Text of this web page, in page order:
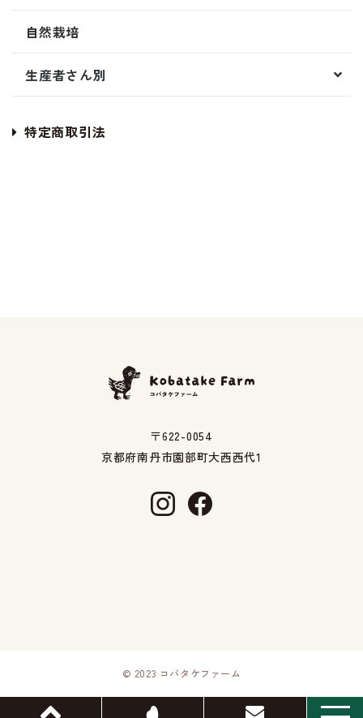
自然栽培
生産者さん別
特定商取引法
〒622-0054
京都府南丹市園部町大西西代1
© 2023 コバタケファーム